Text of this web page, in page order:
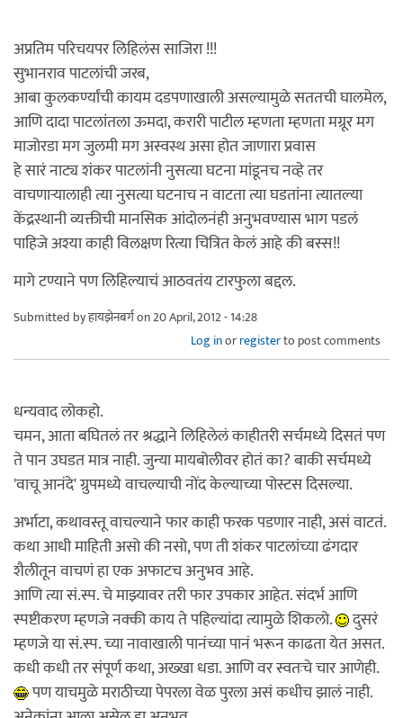
अप्रतिम परिचयपर लिहिलंस साजिरा !!!
सुभानराव पाटलांची जरब,
आबा कुलकर्ण्यांची कायम दडपणाखाली असल्यामुळे सततची घालमेल,
आणि दादा पाटलांतला ऊमदा, करारी पाटील म्हणता म्हणता मग्रूर मग
माजोरडा मग जुलमी मग अस्वस्थ असा होत जाणारा प्रवास
हे सारं नाट्य शंकर पाटलांनी नुसत्या घटना मांडूनच नव्हे तर
वाचणार्‍यालाही त्या नुसत्या घटनाच न वाटता त्या घडतांना त्यातल्या
केंद्रस्थानी व्यक्तीची मानसिक आंदोलनंही अनुभवण्यास भाग पडलं
पाहिजे अश्या काही विलक्षण रित्या चित्रित केलं आहे की बस्स!!
मागे टण्याने पण लिहिल्याचं आठवतंय टारफुला बद्दल.
Submitted byहायझेनबर्गon 20 April, 2012 - 14:28
Log inorregisterto post comments
धन्यवाद लोकहो.
चमन, आता बघितलं तर श्रद्धाने लिहिलेलं काहीतरी सर्चमध्ये दिसतं पण
ते पान उघडत मात्र नाही. जुन्या मायबोलीवर होतं का? बाकी सर्चमध्ये
'वाचू आनंदे' ग्रुपमध्ये वाचल्याची नोंद केल्याच्या पोस्टस दिसल्या.
अर्भाटा, कथावस्तू वाचल्याने फार काही फरक पडणार नाही, असं वाटतं.
कथा आधी माहिती असो की नसो, पण ती शंकर पाटलांच्या ढंगदार
शैलीतून वाचणं हा एक अफाटच अनुभव आहे.
आणि त्या सं.स्प. चे माझ्यावर तरी फार उपकार आहेत. संदर्भ आणि
स्पष्टीकरण म्हणजे नक्की काय ते पहिल्यांदा त्यामुळे शिकलो.
दुसरं
म्हणजे या सं.स्प. च्या नावाखाली पानंच्या पानं भरून काढता येत असत.
कधी कधी तर संपूर्ण कथा, अख्खा धडा. आणि वर स्वतःचे चार आणेही.
पण याचमुळे मराठीच्या पेपरला वेळ पुरला असं कधीच झालं नाही.